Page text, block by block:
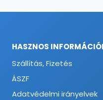
HASZNOS
Szállítás, Fizetés
ÁSZF
Adatvédelmi irányelvek